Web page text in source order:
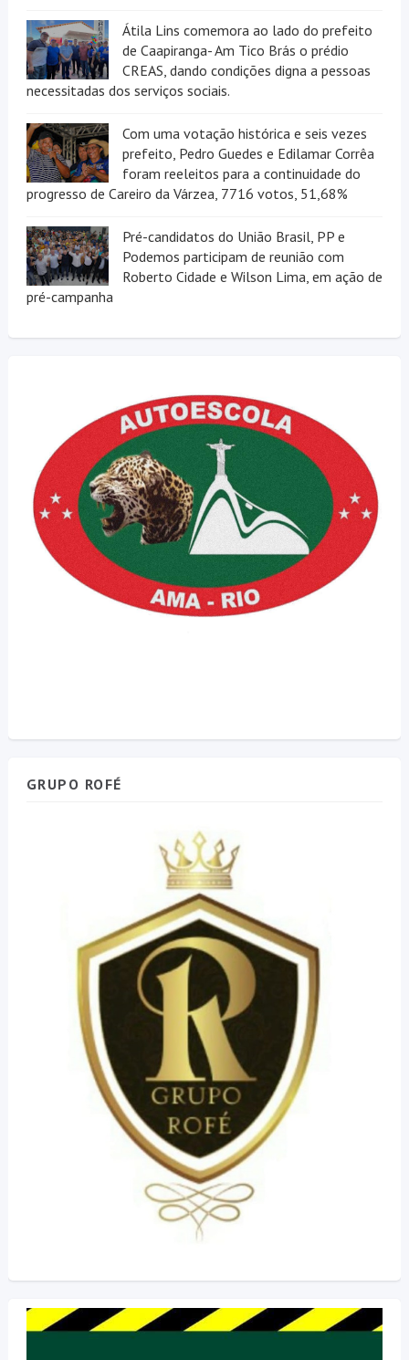
Átila Lins comemora ao lado do prefeito
de Caapiranga- Am Tico Brás o prédio
CREAS, dando condições digna a pessoas
necessitadas dos serviços sociais.
Com uma votação histórica e seis vezes
prefeito, Pedro Guedes e Edilamar Corrêa
foram reeleitos para a continuidade do
progresso de Careiro da Várzea, 7716 votos, 51,68%
Pré-candidatos do União Brasil, PP e
Podemos participam de reunião com
Roberto Cidade e Wilson Lima, em ação de
pré-campanha
GRUPO ROFÉ